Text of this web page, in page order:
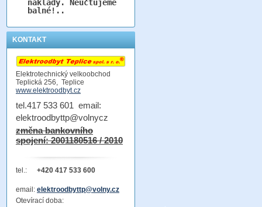
náklady. Neúčtujeme
balné!..
KONTAKT
Elektrotechnický velkoobchod
Teplická 256, Teplice
www.elektroodbyt.cz
tel.417 533 601 email:
elektroodbyttp@volnycz
změna bankovního
spojení: 2001180516 / 2010
tel.: +420 417 533 600
email: elektroodbyttp@volny.cz
Otevírací doba: